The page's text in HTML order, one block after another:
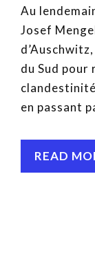
Au
Josef
du Sud pour
en passant
READ